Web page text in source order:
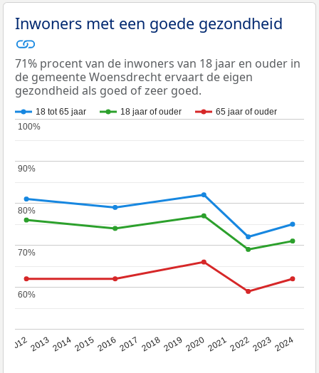
Inwoners met een goede gezondheid
71% procent van de inwoners van 18 jaar en ouder in
de gemeente Woensdrecht ervaart de eigen
gezondheid als goed of zeer goed.
18 tot 65 jaar 18 jaar of ouder 65 jaar of ouder
201220132014201520162017 20182019 20202021202220232024
60%
60%
70%
70%
80%
80%
90%
90%
100%
100%